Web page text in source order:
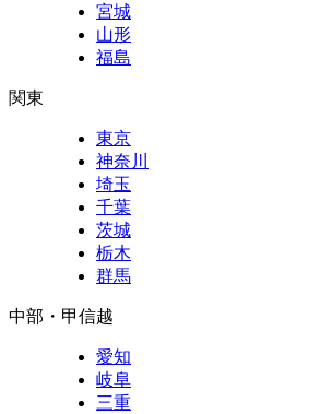
宮城
山形
福島
関東
東京
神奈川
埼玉
千葉
茨城
栃木
群馬
中部・甲信越
愛知
岐阜
三重